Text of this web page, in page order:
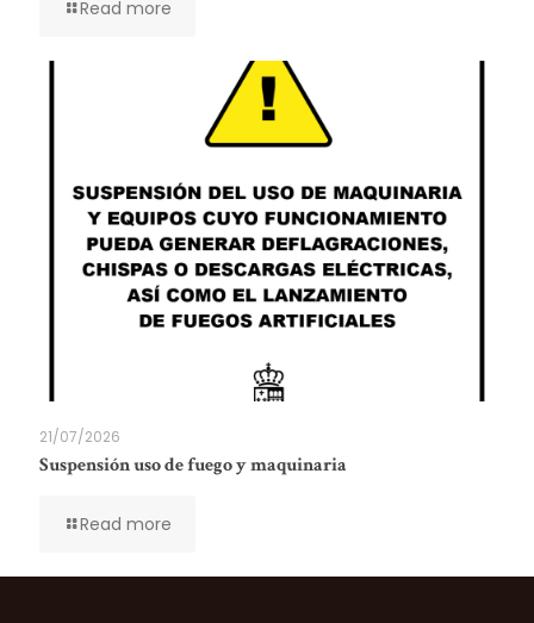
Read more
21/07/2026
Suspensión uso de fuego y maquinaria
Read more